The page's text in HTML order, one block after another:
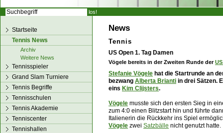
News
Tennis
US Open 1. Tag Damen
Vögele bereits in der Zweiten Runde der
Stefanie Vögele hat die Startrunde an
bezwang Alberta Brianti in drei Sätzen.
eins Kim Clijsters.
Vögele musste sich den ersten Sieg in
zum 4:0 einen Blitzstart hin und führte
Italienerin die Rückkehr ins Spiel
Vögele zwei Satzbälle nicht genutzt hatte.
Startseite
Tennis News
Archiv
Weitere News
Tennisspieler
Grand Slam Turniere
Tennis Begriffe
Tennisschulen
Tennis Akademie
Tenniscenter
Tennishallen
los!